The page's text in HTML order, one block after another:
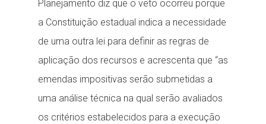
Planejamento diz que o veto ocorreu porque
a Constituição estadual indica a necessidade
de uma outra lei para definir as regras de
aplicação dos recursos e acrescenta que “as
emendas impositivas serão submetidas a
uma análise técnica na qual serão avaliados
os critérios estabelecidos para a execução